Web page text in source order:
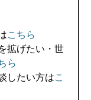
こちら
拡げたい・世
ら
したい方はこ